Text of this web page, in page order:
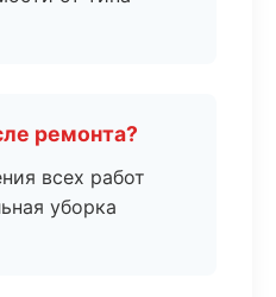
ремонта?
всех работ
уборка